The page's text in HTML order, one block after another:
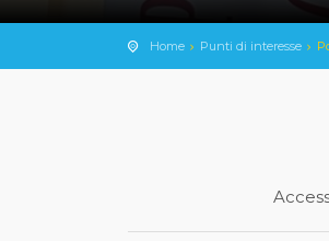
Home Punti di interesse